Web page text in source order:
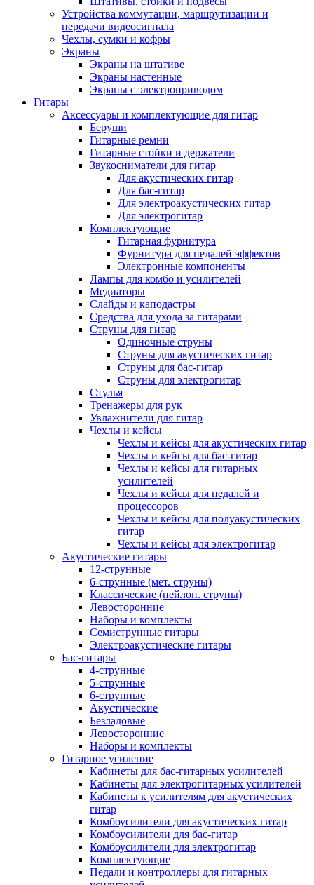
Устройства коммутации, маршрутизации и
передачи видеосигнала
Чехлы, сумки и кофры
Экраны
Экраны на штативе
Экраны настенные
Экраны с электроприводом
Гитары
Аксессуары и комплектующие для гитар
Беруши
Гитарные ремни
Гитарные стойки и держатели
Звукосниматели для гитар
Для акустических гитар
Для бас-гитар
Для электроакустических гитар
Для электрогитар
Комплектующие
Гитарная фурнитура
Фурнитура для педалей эффектов
Электронные компоненты
Лампы для комбо и усилителей
Медиаторы
Слайды и каподастры
Средства для ухода за гитарами
Струны для гитар
Одиночные струны
Струны для акустических гитар
Струны для бас-гитар
Струны для электрогитар
Стулья
Тренажеры для рук
Увлажнители для гитар
Чехлы и кейсы
Чехлы и кейсы для акустических гитар
Чехлы и кейсы для бас-гитар
Чехлы и кейсы для гитарных
усилителей
Чехлы и кейсы для педалей и
процессоров
Чехлы и кейсы для полуакустических
гитар
Чехлы и кейсы для электрогитар
Акустические гитары
12-струнные
6-струнные (мет. струны)
Классические (нейлон. струны)
Левосторонние
Наборы и комплекты
Семиструнные гитары
Электроакустические гитары
Бас-гитары
4-струнные
5-струнные
6-струнные
Акустические
Безладовые
Левосторонние
Наборы и комплекты
Гитарное усиление
Кабинеты для бас-гитарных усилителей
Кабинеты для электрогитарных усилителей
Кабинеты к усилителям для акустических
гитар
Комбоусилители для акустических гитар
Комбоусилители для бас-гитар
Комбоусилители для электрогитар
Комплектующие
Педали и контроллеры для гитарных